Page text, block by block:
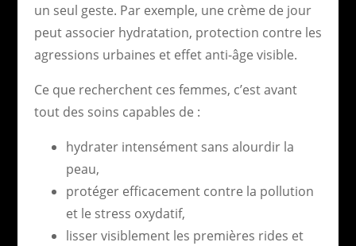
un seul geste. Par exemple, une crème de jour
peut associer hydratation, protection contre les
agressions urbaines et effet anti-âge visible.
Ce que recherchent ces femmes, c’est avant
tout des soins capables de :
hydrater intensément sans alourdir la
peau,
protéger efficacement contre la pollution
et le stress oxydatif,
lisser visiblement les premières rides et